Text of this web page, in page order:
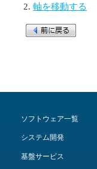
軸を移動する
ソフトウェア一覧
システム開発
基盤サービス